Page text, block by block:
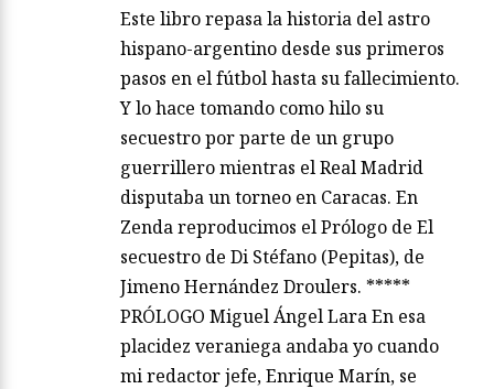
Este libro repasa la historia del astro
hispano-argentino desde sus primeros
pasos en el fútbol hasta su fallecimiento.
Y lo hace tomando como hilo su
secuestro por parte de un grupo
guerrillero mientras el Real Madrid
disputaba un torneo en Caracas. En
Zenda reproducimos el Prólogo de El
secuestro de Di Stéfano (Pepitas), de
Jimeno Hernández Droulers. *****
PRÓLOGO Miguel Ángel Lara En esa
placidez veraniega andaba yo cuando
mi redactor jefe, Enrique Marín, se